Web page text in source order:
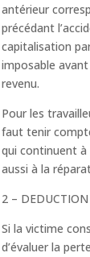
antérieur
précédant
capitalisation
imposable avant
revenu.
Pour les
faut tenir
qui continuent
aussi à la
2 – DEDUCTION
Si la victime
d’évaluer la